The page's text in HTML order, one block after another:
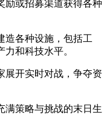
励或招募渠道获得各种
造各种设施，包括工
和科技水平。
开实时对战，争夺资
满策略与挑战的末日生